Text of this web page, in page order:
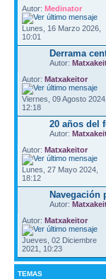
Autor: Medinator
Lunes, 16 Marzo 2026,
10:01
Derrama
Autor:
Autor: Matxakeitor
Viernes, 09 Agosto 2024,
12:18
20 años del
Autor:
Autor: Matxakeitor
Lunes, 27 Mayo 2024,
18:12
Navegación
Autor:
Autor: Matxakeitor
Jueves, 02 Diciembre
2021, 10:23
TEMAS